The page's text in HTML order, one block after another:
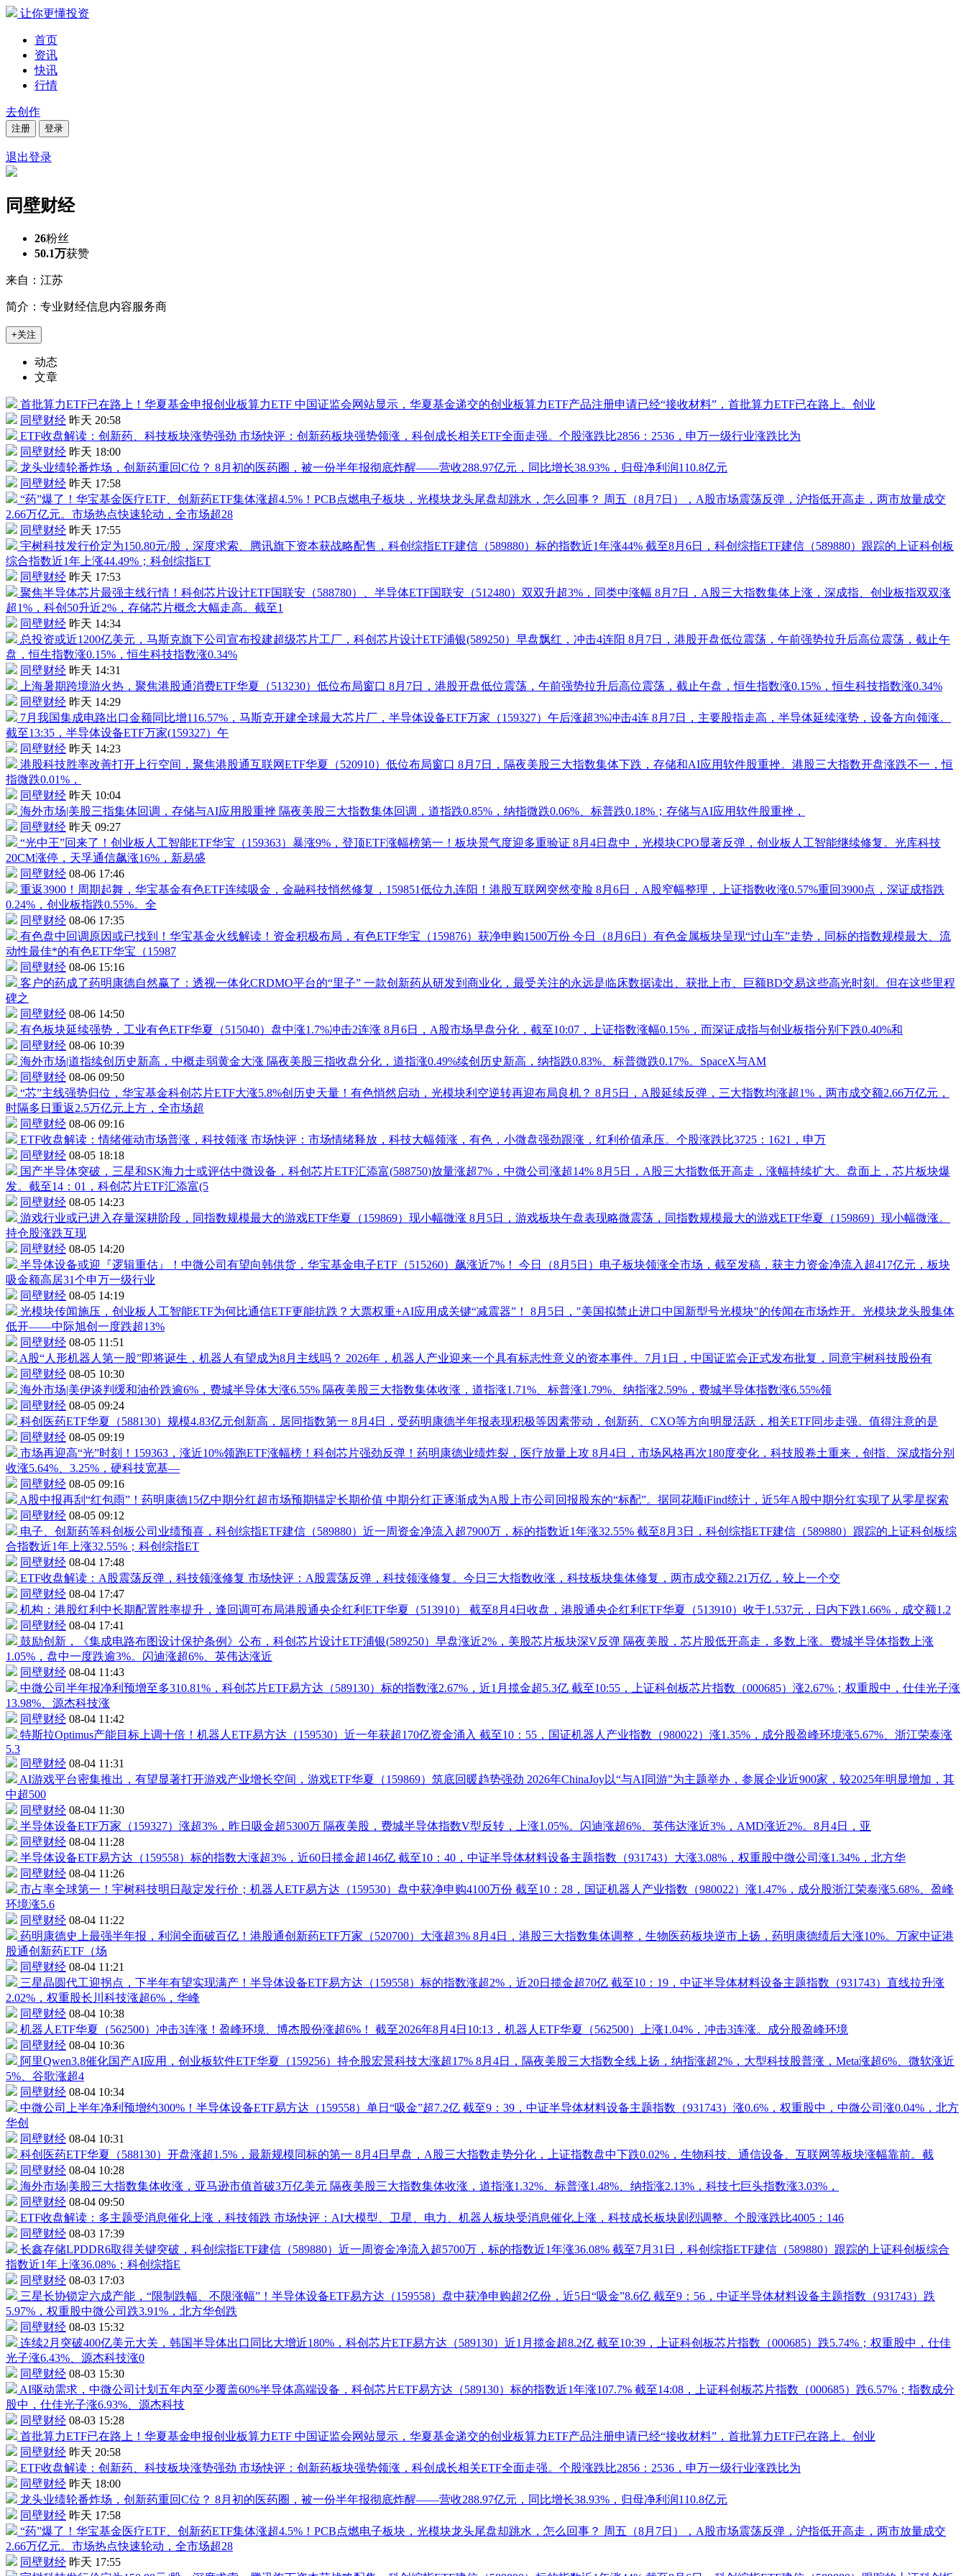
让你更懂投资
首页
资讯
快讯
行情
去创作
注册 登录
退出登录
同壁财经
26粉丝
50.1万获赞
来自：江苏
简介：专业财经信息内容服务商
+关注
动态
文章
首批算力ETF已在路上！华夏基金申报创业板算力ETF 中国证监会网站显示，华夏基金递交的创业板算力ETF产品注册申请已经“接收材料”，首批算力ETF已在路上。创业
同壁财经 昨天 20:58
ETF收盘解读：创新药、科技板块涨势强劲 市场快评：创新药板块强势领涨，科创成长相关ETF全面走强。个股涨跌比2856：2536，申万一级行业涨跌比为
同壁财经 昨天 18:00
龙头业绩轮番炸场，创新药重回C位？ 8月初的医药圈，被一份半年报彻底炸醒——营收288.97亿元，同比增长38.93%，归母净利润110.8亿元
同壁财经 昨天 17:58
“药”爆了！华宝基金医疗ETF 、创新药ETF集体涨超4.5%！PCB点燃电子板块，光模块龙头尾盘却跳水，怎么回事？ 周五（8月7日），A股市场震荡反弹，沪指低开高走，两市放量成交
2.66万亿元。市场热点快速轮动，全市场超28
同壁财经 昨天 17:55
宇树科技发行价定为150.80元/股，深度求索、腾讯旗下资本获战略配售，科创综指ETF建信（589880）标的指数近1年涨44% 截至8月6日，科创综指ETF建信（589880）跟踪的上证科创板
综合指数近1年上涨44.49%；科创综指ET
同壁财经 昨天 17:53
聚焦半导体芯片最强主线行情！科创芯片设计ETF国联安（588780）、 半导体ETF国联安（512480）双双升超3%，同类中涨幅 8月7日，A股三大指数集体上涨，深成指、创业板指双双涨
超1%，科创50升近2%，存储芯片概念大幅走高。截至1
同壁财经 昨天 14:34
总投资或近1200亿美元，马斯克旗下公司宣布投建超级芯片工厂，科创芯片设计ETF浦银(589250）早盘飘红，冲击4连阳 8月7日，港股开盘低位震荡，午前强势拉升后高位震荡，截止午
盘，恒生指数涨0.15%，恒生科技指数涨0.34%
同壁财经 昨天 14:31
上海暑期跨境游火热，聚焦港股通消费ETF华夏（513230）低位布局窗口 8月7日，港股开盘低位震荡，午前强势拉升后高位震荡，截止午盘，恒生指数涨0.15%，恒生科技指数涨0.34%
同壁财经 昨天 14:29
7月我国集成电路出口金额同比增116.57%，马斯克开建全球最大芯片厂， 半导体设备ETF万家（159327）午后涨超3%冲击4连 8月7日，主要股指走高，半导体延续涨势，设备方向领涨。
截至13:35， 半导体设备ETF万家(159327）午
同壁财经 昨天 14:23
港股科技胜率改善打开上行空间，聚焦港股通互联网ETF华夏（520910）低位布局窗口 8月7日，隔夜美股三大指数集体下跌，存储和AI应用软件股重挫。港股三大指数开盘涨跌不一，恒
指微跌0.01%，
同壁财经 昨天 10:04
海外市场|美股三指集体回调，存储与AI应用股重挫 隔夜美股三大指数集体回调，道指跌0.85%，纳指微跌0.06%、标普跌0.18%；存储与AI应用软件股重挫，
同壁财经 昨天 09:27
“光中王”回来了！创业板 人工智能ETF华宝（159363）暴涨9%，登顶ETF涨幅榜第一！板块景气度迎多重验证 8月4日盘中，光模块CPO显著反弹，创业板人工智能继续修复。 光库科技
20CM涨停， 天孚通信飙涨16%， 新易盛
同壁财经 08-06 17:46
重返3900！周期起舞，华宝基金有色ETF连续吸金，金融科技悄然修复， 159851低位九连阳！港股互联网突然变脸 8月6日，A股窄幅整理，上证指数收涨0.57%重回3900点，深证成指跌
0.24%，创业板指跌0.55%。全
同壁财经 08-06 17:35
有色盘中回调原因或已找到！华宝基金火线解读！资金积极布局，有色ETF华宝（159876）获净申购1500万份 今日（8月6日）有色金属板块呈现“过山车”走势，同标的指数规模最大、流
动性最佳*的有色ETF华宝（15987
同壁财经 08-06 15:16
客户的药成了药明康德自然赢了：透视一体化CRDMO平台的“里子” 一款创新药从研发到商业化，最受关注的永远是临床数据读出、获批上市、巨额BD交易这些高光时刻。但在这些里程
碑之
同壁财经 08-06 14:50
有色板块延续强势， 工业有色ETF华夏（515040）盘中涨1.7%冲击2连涨 8月6日，A股市场早盘分化，截至10:07，上证指数涨幅0.15%，而深证成指与创业板指分别下跌0.40%和
同壁财经 08-06 10:39
海外市场|道指续创历史新高，中概走弱黄金大涨 隔夜美股三指收盘分化，道指涨0.49%续创历史新高，纳指跌0.83%、标普微跌0.17%。SpaceX与AM
同壁财经 08-06 09:50
“芯”主线强势归位，华宝基金科创芯片ETF大涨5.8%创历史天量！有色悄然启动，光模块利空逆转再迎布局良机？ 8月5日，A股延续反弹，三大指数均涨超1%，两市成交额2.66万亿元，
时隔多日重返2.5万亿元上方，全市场超
同壁财经 08-06 09:16
ETF收盘解读：情绪催动市场普涨，科技领涨 市场快评：市场情绪释放，科技大幅领涨，有色，小微盘强劲跟涨，红利价值承压。个股涨跌比3725：1621，申万
同壁财经 08-05 18:18
国产半导体突破，三星和SK海力士或评估中微设备， 科创芯片ETF汇添富(588750)放量涨超7%， 中微公司 涨超14% 8月5日，A股三大指数低开高走，涨幅持续扩大。盘面上，芯片板块爆
发。截至14：01， 科创芯片ETF汇添富(5
同壁财经 08-05 14:23
游戏行业或已进入存量深耕阶段，同指数规模最大的游戏ETF华夏（159869）现小幅微涨 8月5日，游戏板块午盘表现略微震荡，同指数规模最大的游戏ETF华夏（159869）现小幅微涨。
持仓股涨跌互现
同壁财经 08-05 14:20
半导体设备或迎『逻辑重估』！ 中微公司 有望向韩供货，华宝基金电子ETF （515260）飙涨近7%！ 今日（8月5日）电子板块领涨全市场，截至发稿，获主力资金净流入超417亿元，板块
吸金额高居31个申万一级行业
同壁财经 08-05 14:19
光模块传闻施压，创业板 人工智能ETF为何比通信ETF更能抗跌？大票权重+AI应用成关键“减震器”！ 8月5日，"美国拟禁止进口中国新型号光模块"的传闻在市场炸开。光模块龙头股集体
低开——中际旭创 一度跌超13%
同壁财经 08-05 11:51
A股“人形机器人 第一股”即将诞生， 机器人 有望成为8月主线吗？ 2026年， 机器人 产业迎来一个具有标志性意义的资本事件。7月1日，中国证监会正式发布批复，同意宇树科技股份有
同壁财经 08-05 10:30
海外市场|美伊谈判缓和油价跌逾6%，费城半导体大涨6.55% 隔夜美股三大指数集体收涨，道指涨1.71%、标普涨1.79%、纳指涨2.59%，费城半导体指数涨6.55%领
同壁财经 08-05 09:24
科创医药ETF华夏（588130）规模4.83亿元创新高，居同指数第一 8月4日，受药明康德半年报表现积极等因素带动，创新药、CXO等方向明显活跃，相关ETF同步走强。值得注意的是
同壁财经 08-05 09:19
市场再迎高“光”时刻！ 159363 ，涨近10%领跑ETF涨幅榜！科创芯片强劲反弹！ 药明康德业绩炸裂，医疗放量上攻 8月4日，市场风格再次180度变化，科技股卷土重来，创指、深成指分别
收涨5.64%、3.25%，硬科技宽基—
同壁财经 08-05 09:16
A股中报再刮“红包雨”！ 药明康德15亿中期分红超市场预期锚定长期价值 中期分红正逐渐成为A股上市公司回报股东的“标配”。据同花顺iFind统计，近5年A股中期分红实现了从零星探索
同壁财经 08-05 09:12
电子、创新药等科创板公司业绩预喜，科创综指ETF建信（589880）近一周资金净流入超7900万，标的指数近1年涨32.55% 截至8月3日，科创综指ETF建信（589880）跟踪的上证科创板综
合指数近1年上涨32.55%；科创综指ET
同壁财经 08-04 17:48
ETF收盘解读：A股震荡反弹，科技领涨修复 市场快评：A股震荡反弹，科技领涨修复。今日三大指数收涨，科技板块集体修复，两市成交额2.21万亿，较上一个交
同壁财经 08-04 17:47
机构：港股红利中长期配置胜率提升，逢回调可布局港股通央企红利ETF华夏（513910） 截至8月4日收盘， 港股通央企红利ETF华夏（513910）收于1.537元，日内下跌1.66%，成交额1.2
同壁财经 08-04 17:41
鼓励创新，《集成电路布图设计保护条例》公布，科创芯片设计ETF浦银(589250）早盘涨近2%，美股芯片板块深V反弹 隔夜美股，芯片股低开高走，多数上涨。费城半导体指数上涨
1.05%，盘中一度跌逾3%。闪迪涨超6%、英伟达涨近
同壁财经 08-04 11:43
中微公司 半年报净利预增至多310.81%，科创 芯片ETF易方达（589130）标的指数涨2.67%，近1月揽金超5.3亿 截至10:55，上证科创板芯片指数（000685）涨2.67%；权重股中， 仕佳光子涨
13.98%、源杰科技涨
同壁财经 08-04 11:42
特斯拉Optimus产能目标上调十倍！ 机器人 ETF易方达（159530）近一年获超170亿资金涌入 截至10：55，国证机器人 产业指数（980022）涨1.35%，成分股盈峰环境涨5.67%、 浙江荣泰涨
5.3
同壁财经 08-04 11:31
AI游戏平台密集推出，有望显著打开游戏产业增长空间， 游戏ETF华夏（159869）筑底回暖趋势强劲 2026年ChinaJoy以“与AI同游”为主题举办，参展企业近900家，较2025年明显增加，其
中超500
同壁财经 08-04 11:30
半导体设备ETF万家（159327）涨超3%，昨日吸金超5300万 隔夜美股，费城半导体指数V型反转，上涨1.05%。闪迪涨超6%、英伟达涨近3%，AMD涨近2%。8月4日，亚
同壁财经 08-04 11:28
半导体设备ETF易方达（159558）标的指数大涨超3%，近60日揽金超146亿 截至10：40，中证半导体材料设备主题指数（931743）大涨3.08%，权重股中微公司 涨1.34%，北方华
同壁财经 08-04 11:26
市占率全球第一！ 宇树科技明日敲定发行价； 机器人 ETF易方达（159530）盘中获净申购4100万份 截至10：28，国证机器人 产业指数（980022）涨1.47%，成分股浙江荣泰涨5.68%、 盈峰
环境涨5.6
同壁财经 08-04 11:22
药明康德史上最强半年报，利润全面破百亿！ 港股通创新药ETF万家（520700）大涨超3% 8月4日，港股三大指数集体调整，生物医药板块逆市上扬， 药明康德绩后大涨10%。万家中证港
股通创新药ETF （场
同壁财经 08-04 11:21
三星晶圆代工迎拐点，下半年有望实现满产！ 半导体设备ETF易方达（159558）标的指数涨超2%，近20日揽金超70亿 截至10：19，中证半导体材料设备主题指数（931743）直线拉升涨
2.02%，权重股长川科技涨超6%，华峰
同壁财经 08-04 10:38
机器人 ETF华夏（562500）冲击3连涨！ 盈峰环境 博杰股份涨超6%！ 截至2026年8月4日10:13， 机器人 ETF华夏（562500）上涨1.04%，冲击3连涨。成分股盈峰环境
同壁财经 08-04 10:36
阿里Qwen3.8催化国产AI应用， 创业板软件ETF华夏 （159256）持仓股宏景科技大涨超17% 8月4日，隔夜美股三大指数全线上扬，纳指涨超2%，大型科技股普涨，Meta涨超6%、微软涨近
5%、谷歌涨超4
同壁财经 08-04 10:34
中微公司
上半年净利预增约300%！ 半导体设备ETF易方达（159558）单日“吸金”超7.2亿 截至9：39，中证半导体材料设备主题指数（931743）涨0.6%，权重股中， 中微公司 涨0.04%， 北方
华创
同壁财经 08-04 10:31
科创医药ETF华夏（588130）开盘涨超1.5%，最新规模同标的第一 8月4日早盘，A股三大指数走势分化，上证指数盘中下跌0.02%，生物科技、通信设备、互联网等板块涨幅靠前。截
同壁财经 08-04 10:28
海外市场|美股三大指数集体收涨，亚马逊市值首破3万亿美元 隔夜美股三大指数集体收涨，道指涨1.32%、标普涨1.48%、纳指涨2.13%，科技七巨头指数涨3.03%，
同壁财经 08-04 09:50
ETF收盘解读：多主题受消息催化上涨，科技领跌 市场快评：AI大模型、卫星、电力、 机器人 板块受消息催化上涨，科技成长板块剧烈调整。个股涨跌比4005：146
同壁财经 08-03 17:39
长鑫存储LPDDR6取得关键突破，科创综指ETF建信（589880）近一周资金净流入超5700万，标的指数近1年涨36.08% 截至7月31日，科创综指ETF建信（589880）跟踪的上证科创板综合
指数近1年上涨36.08%；科创综指E
同壁财经 08-03 17:03
三星长协锁定六成产能，“限制跌幅、不限涨幅”！ 半导体设备ETF易方达（159558）盘中获净申购超2亿份，近5日“吸金”8.6亿 截至9：56，中证半导体材料设备主题指数（931743）跌
5.97%，权重股中微公司 跌3.91%， 北方华创 跌
同壁财经 08-03 15:32
连续2月突破400亿美元大关，韩国半导体出口同比大增近180%，科创 芯片ETF易方达（589130）近1月揽金超8.2亿 截至10:39，上证科创板芯片指数（000685）跌5.74%；权重股中， 仕佳
光子涨6.43%、源杰科技涨0
同壁财经 08-03 15:30
AI驱动需求， 中微公司 计划五年内至少覆盖60%半导体高端设备，科创 芯片ETF易方达（589130）标的指数近1年涨107.7% 截至14:08，上证科创板芯片指数（000685）跌6.57%；指数成分
股中， 仕佳光子涨6.93%、源杰科技
同壁财经 08-03 15:28
首批算力ETF已在路上！华夏基金申报创业板算力ETF 中国证监会网站显示，华夏基金递交的创业板算力ETF产品注册申请已经“接收材料”，首批算力ETF已在路上。创业
同壁财经 昨天 20:58
ETF收盘解读：创新药、科技板块涨势强劲 市场快评：创新药板块强势领涨，科创成长相关ETF全面走强。个股涨跌比2856：2536，申万一级行业涨跌比为
同壁财经 昨天 18:00
龙头业绩轮番炸场，创新药重回C位？ 8月初的医药圈，被一份半年报彻底炸醒——营收288.97亿元，同比增长38.93%，归母净利润110.8亿元
同壁财经 昨天 17:58
“药”爆了！华宝基金医疗ETF 、创新药ETF集体涨超4.5%！PCB点燃电子板块，光模块龙头尾盘却跳水，怎么回事？ 周五（8月7日），A股市场震荡反弹，沪指低开高走，两市放量成交
2.66万亿元。市场热点快速轮动，全市场超28
同壁财经 昨天 17:55